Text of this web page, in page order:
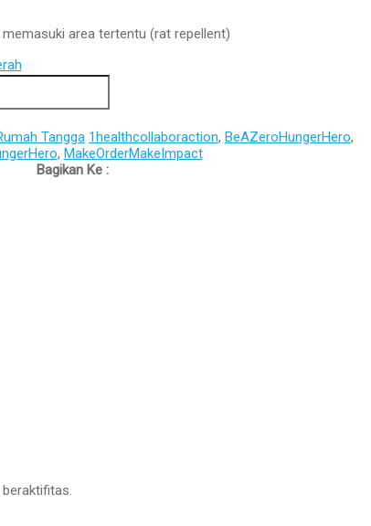
area tertentu (rat repellent)
Tangga 1healthcollaboraction, BeAZeroHungerHero,
, MakeOrderMakeImpact
Bagikan Ke :